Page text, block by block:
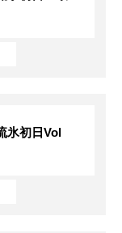
ティ【北海道オ
氷初日Vol